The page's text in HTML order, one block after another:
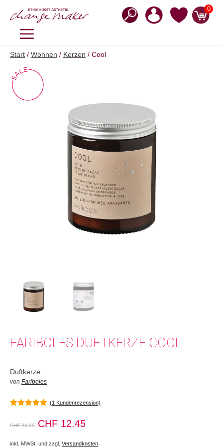
Inhalt
0
MENÜ
Start / Wohnen / Kerzen / Cool
FARIBOLES DUFTKERZE COOL
Duftkerze
von Fariboles
(1 Kundenrezension)
CHF24.90
Ursprünglicher
CHF 12.45Aktueller
inkl. MWSt. und zzgl. Versandkosten